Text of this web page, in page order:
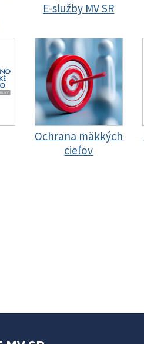
E-služby MV SR
Ochrana mäkkých
cieľov